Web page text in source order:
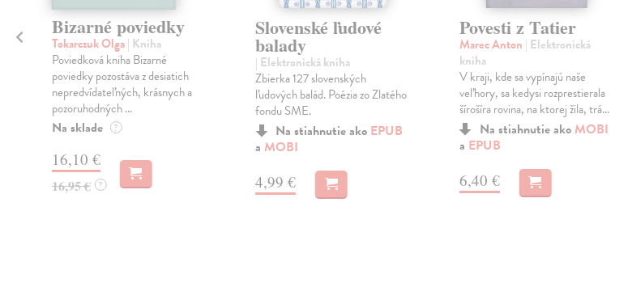
Bizarné poviedky
Tokarczuk Olga| Kniha
Poviedková kniha Bizarné
poviedky pozostáva z desiatich
nepredvídateľných, krásnych a
pozoruhodných ...
Na sklade ?
16,10 €
16,95 € ?
Slovenské ľudové
balady
| Elektronická kniha
Zbierka 127 slovenských
ľudových balád. Poézia zo Zlatého
fondu SME.
Na stiahnutie ako EPUB
a MOBI
4,99 €
Povesti z Tatier
Marec Anton | Elektronická
kniha
V kraji, kde sa vypínajú naše
veľhory, sa kedysi rozprestierala
šírošíra rovina, na ktorej žila, trá...
Na stiahnutie ako MOBI
a EPUB
6,40 €